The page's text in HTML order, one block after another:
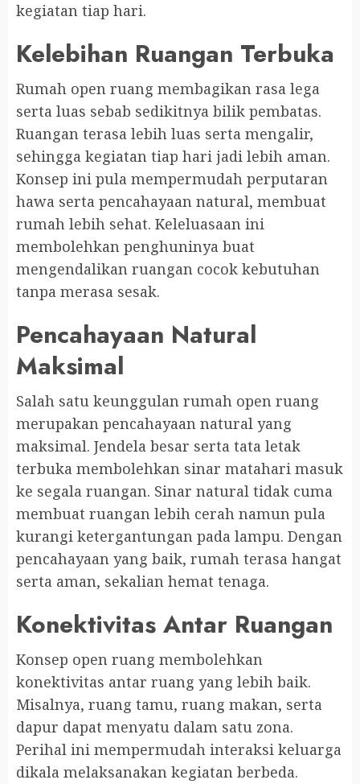
kegiatan tiap hari.
Kelebihan Ruangan Terbuka
Rumah open ruang membagikan rasa lega
serta luas sebab sedikitnya bilik pembatas.
Ruangan terasa lebih luas serta mengalir,
sehingga kegiatan tiap hari jadi lebih aman.
Konsep ini pula mempermudah perputaran
hawa serta pencahayaan natural, membuat
rumah lebih sehat. Keleluasaan ini
membolehkan penghuninya buat
mengendalikan ruangan cocok kebutuhan
tanpa merasa sesak.
Pencahayaan Natural
Maksimal
Salah satu keunggulan rumah open ruang
merupakan pencahayaan natural yang
maksimal. Jendela besar serta tata letak
terbuka membolehkan sinar matahari masuk
ke segala ruangan. Sinar natural tidak cuma
membuat ruangan lebih cerah namun pula
kurangi ketergantungan pada lampu. Dengan
pencahayaan yang baik, rumah terasa hangat
serta aman, sekalian hemat tenaga.
Konektivitas Antar Ruangan
Konsep open ruang membolehkan
konektivitas antar ruang yang lebih baik.
Misalnya, ruang tamu, ruang makan, serta
dapur dapat menyatu dalam satu zona.
Perihal ini mempermudah interaksi keluarga
dikala melaksanakan kegiatan berbeda.